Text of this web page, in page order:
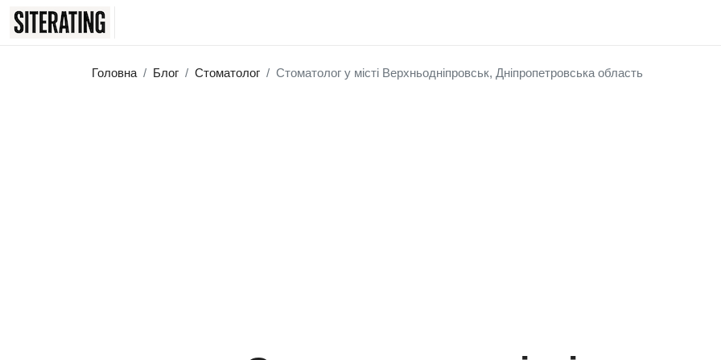
Головна Блог Стоматолог Стоматолог у місті Верхньодніпровськ, Дніпропетровська область